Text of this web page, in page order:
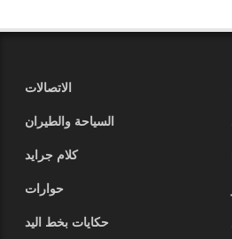
الاتصالات
السياحة والطيران
كلام جرايد
حوارات
حكايات بخط اليد